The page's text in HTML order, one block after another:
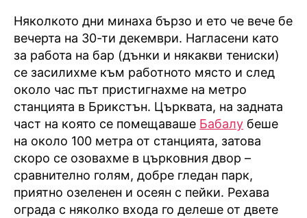
Няколкото дни минаха бързо и ето че вече бе
вечерта на 30-ти декември. Нагласени като
за работа на бар (дънки и някакви тениски)
се засилихме към работното място и след
около час път пристигнахме на метро
станцията в Брикстън. Църквата, на задната
част на която се помещаваше Бабалу беше
на около 100 метра от станцията, затова
скоро се озовахме в църковния двор –
сравнително голям, добре гледан парк,
приятно озеленен и осеян с пейки. Рехава
ограда с няколко входа го делеше от двете